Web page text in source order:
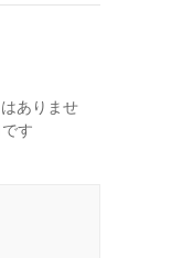
ありませ
す